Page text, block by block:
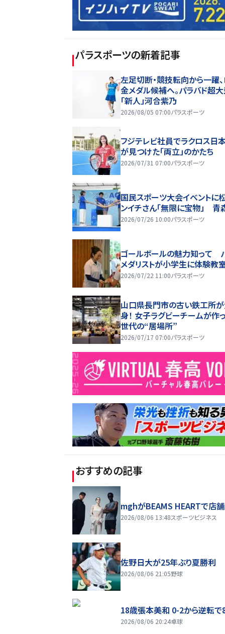
パラスポーツの新着記事
左足切断・競技転向から一躍
金メダル候補へ。パラバド超
「新人」河合紫乃
2026/08/05 07:00パラスポーツ
フジテレビ社員でラクロス日
が見つけた「両立」のかたち
2026/07/31 07:00パラスポーツ
国民スポーツ大会イベントに
ンイチさん「無限に宝物」 青
2026/07/26 10:00パラスポーツ
ゴールボールの魅力知って
メダリストが小学生に体験教
2026/07/22 11:00パラスポーツ
山口県長門市の古い鉄工所
身！ 女子ラグビーチームが作
世代の“居場所”
2026/07/17 07:00パラスポーツ
おすすめの記事
mghがBEAMS HEARTで店
2026/08/06 13:48スポーツビジネス
佐野日大が25年ぶり夏勝利
2026/08/06 21:05野球
18歳張本美和 0-2から逆転で
2026/08/06 20:24卓球